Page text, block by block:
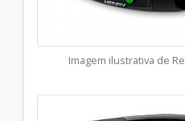
Imagem ilustrativa de